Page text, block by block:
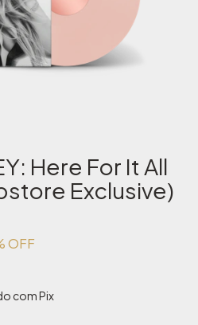
Here For It All
Exclusive)
OFF
com Pix